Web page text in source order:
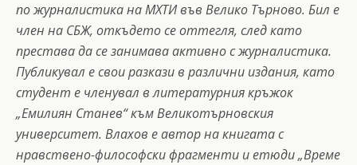
по журналистика на МХТИ във Велико Търново. Бил е
член на СБЖ, откъдето се оттегля, след като
престава да се занимава активно с журналистика.
Публикувал е свои разкази в различни издания, като
студент е членувал в литературния кръжок
„Емилиян Станев“ към Великотърновския
университет. Влахов е автор на книгата с
нравствено-философски фрагменти и етюди „Време